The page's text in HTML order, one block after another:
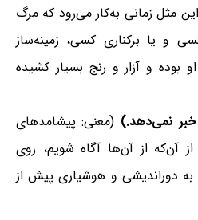
مثل زمانی به‌کار می‌رود که مرگ
یا برکناری کسی، زمینه‌ساز
بوده و آزار و رنج بسیار کشیده
خبر نمی‌دهد.) (معنی: پیشامدهای
آن‌که از آن‌ها آگاه شویم، روی
دوراندیشی و هوشیاری پیش از